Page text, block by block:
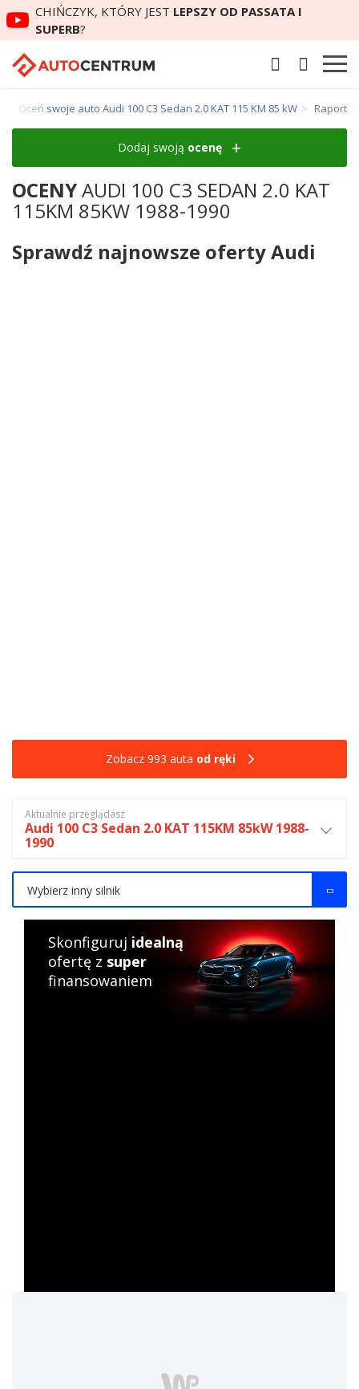
CHIŃCZYK, KTÓRY JEST LEPSZY OD PASSATA I
SUPERB?
Oceń swoje auto Audi 100 C3 Sedan 2.0 KAT 115 KM 85 kW Raport
Dodaj swoją ocenę
OCENYAUDI 100 C3 SEDAN 2.0 KAT
115KM 85KW 1988-1990
Sprawdź najnowsze oferty Audi
Zobacz 993 auta od ręki
Aktualnie przeglądasz
Audi 100 C3 Sedan 2.0 KAT 115KM 85kW 1988-
1990
Wybierz inny silnik
Skonfiguruj idealną
ofertę z super
finansowaniem